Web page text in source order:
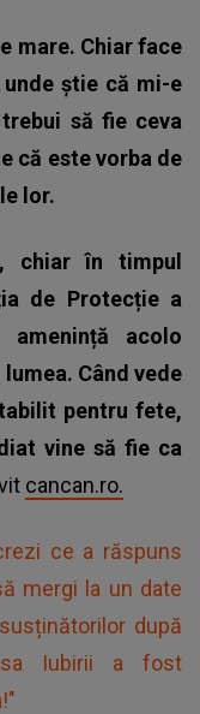
mare. Chiar face
știe că mi-e
să fie ceva
că este vorba de
lor.
chiar în timpul
de Protecție a
acolo
Când vede
pentru fete,
vine să fie ca
cancan.ro.
ce a răspuns
mergi la un date
după
Iubirii a fost